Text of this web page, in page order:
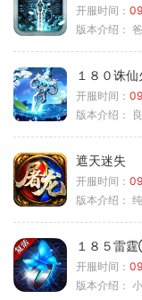
开服时间：
版本介绍：
１８０诛仙
开服时间：
版本介绍：
遮天迷失
开服时间：
版本介绍：
１８５
开服时间：
版本介绍：